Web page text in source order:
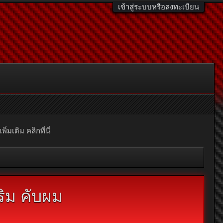
เข้าสู่ระบบหรือลงทะเบียน
พิ่มเติม คลิกที่นี่
ม คับผม